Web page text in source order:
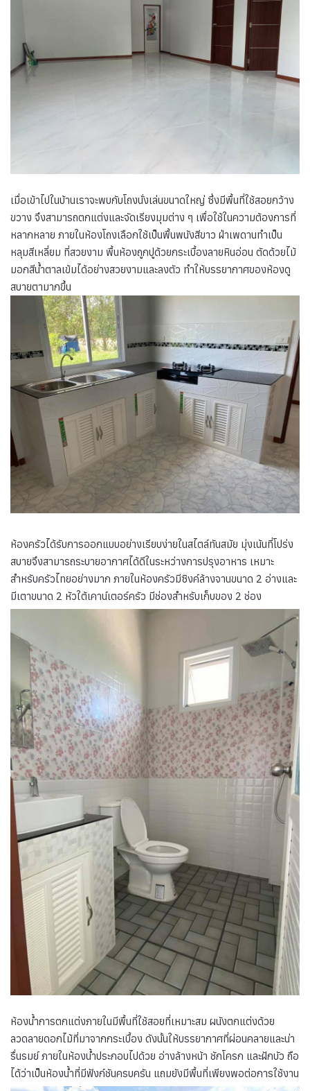
เมื่อเข้าไปในบ้านเราจะพบกับโถงนั่งเล่นขนาดใหญ่ ซึ่งมีพื้นที่ใช้สอยกว้าง
ขวาง จึงสามารถตกแต่งและจัดเรียงมุมต่าง ๆ เพื่อใช้ในความต้องการที่
หลากหลาย ภายในห้องโถงเลือกใช้เป็นพื้นพนังสีขาว ฝ่าเพดานทำเป็น
หลุมสีเหลี่ยม ที่สวยงาม พื้นห้องถูกปูด้วยกระเบื้องลายหินอ่อน ตัดด้วยไม้
มอกสีน้ำตาลเข้มได้อย่างสวยงามและลงตัว ทำให้บรรยากาศของห้องดู
สบายตามากขึ้น
ห้องครัวได้รับการออกแบบอย่างเรียบง่ายในสไตล์ทันสมัย มุ่งเน้นที่โปร่ง
สบายจึงสามารถระบายอากาศได้ดีในระหว่างการปรุงอาหาร เหมาะ
สำหรับครัวไทยอย่างมาก ภายในห้องครัวมีซิงค์ล้างจานขนาด 2 อ่างและ
มีเตาขนาด 2 หัวใต้เคาน์เตอร์ครัว มีช่องสำหรับเก็บของ 2 ช่อง
ห้องน้ำการตกแต่งภายในมีพื้นที่ใช้สอยที่เหมาะสม ผนังตกแต่งด้วย
ลวดลายดอกไม้ที่มาจากกระเบื้อง ดังนั้นให้บรรยากาศที่ผ่อนคลายและน่า
รื่นรมย์ ภายในห้องน้ำประกอบไปด้วย อ่างล้างหน้า ชักโครก และฝักบัว ถือ
ได้ว่าเป็นห้องน้ำที่มีฟังก์ชันครบครัน แถมยังมีพื้นที่เพียงพอต่อการใช้งาน